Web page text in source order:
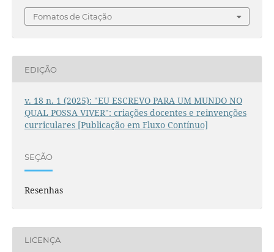
Fomatos de Citação
EDIÇÃO
v. 18 n. 1 (2025): "EU ESCREVO PARA UM MUNDO NO
QUAL POSSA VIVER": criações docentes e reinvenções
curriculares [Publicação em Fluxo Contínuo]
SEÇÃO
Resenhas
LICENÇA